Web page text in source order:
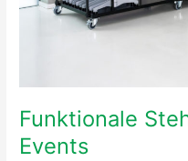
Funktionale
Events